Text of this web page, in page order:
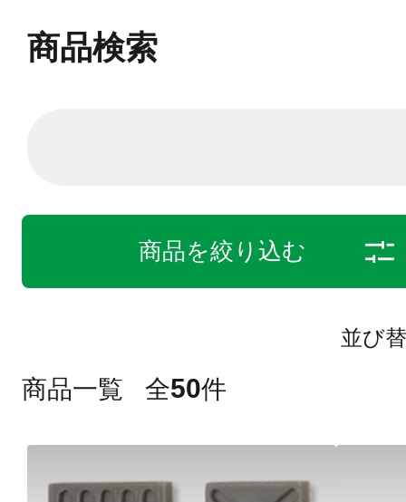
商品検索
商品を絞り込む
並び
商品一覧 全50件